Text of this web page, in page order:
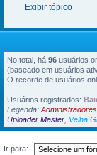
Exibir tópico
No total, há 96 usuários
(baseado em usuários
O recorde de usuários
Usuários registrados:
Legenda:Administradores
Uploader Master, Velha
Ir para: